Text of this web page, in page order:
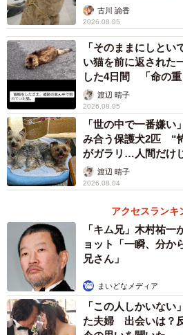
おうち生活84日目
それでも飼い主さんはおもちゃで
や運動不足が解消できるように心
「初めは遊び方が分からず、猫じ
古川 諭香
2026.08.05
「そのままにしと
い猫を前に返され
した4日間 「命の重
体代表の訴え
渡辺 晴子
2026.08.05
「世の中で一番嫌
み合う保護犬2匹 “
がガラリ…人間だけ
渡辺 晴子
2026.08.04
アクセスランキ
「キム兄」木村祐
ョット「一瞬、分か
兄さん」
まいどなメディア
「この人しかいない
た夫婦 出会いは？